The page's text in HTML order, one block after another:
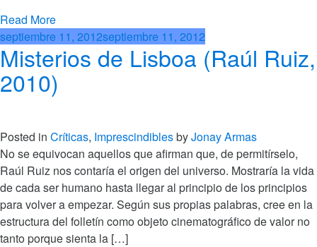
Read More
septiembre 11, 2012septiembre 11, 2012
Misterios de Lisboa (Raúl Ruiz,
2010)
Posted in Críticas, ImprescindiblesbyJonay Armas
No se equivocan aquellos que afirman que, de permitírselo,
Raúl Ruiz nos contaría el origen del universo. Mostraría la vida
de cada ser humano hasta llegar al principio de los principios
para volver a empezar. Según sus propias palabras, cree en la
estructura del folletín como objeto cinematográfico de valor no
tanto porque sienta la […]